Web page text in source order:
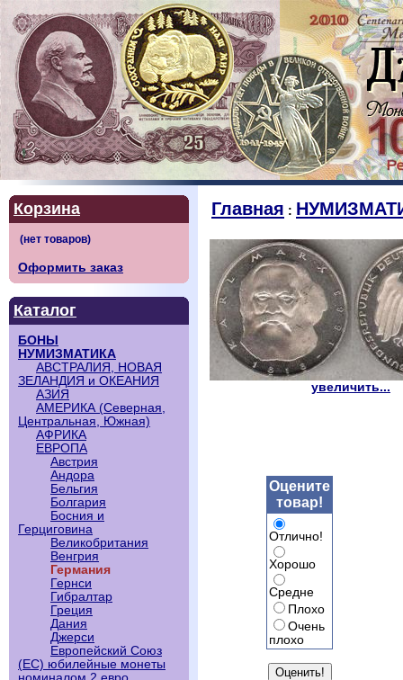
Корзина
Оформить заказ
Каталог
БОНЫ
НУМИЗМАТИКА
АВСТРАЛИЯ, НОВАЯ
ЗЕЛАНДИЯ и ОКЕАНИЯ
АЗИЯ
АМЕРИКА (Северная,
Центральная, Южная)
АФРИКА
ЕВРОПА
Австрия
Андора
Бельгия
Болгария
Босния и
Герциговина
Великобритания
Венгрия
Германия
Гернси
Гибралтар
Греция
Дания
Джерси
Европейский Союз
(ЕС) юбилейные монеты
Главная :
увеличить...
Оцените
товар!
Отлично!
Хорошо
Средне
Плохо
Очень
плохо